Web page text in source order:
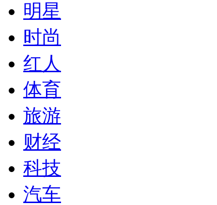
明星
时尚
红人
体育
旅游
财经
科技
汽车